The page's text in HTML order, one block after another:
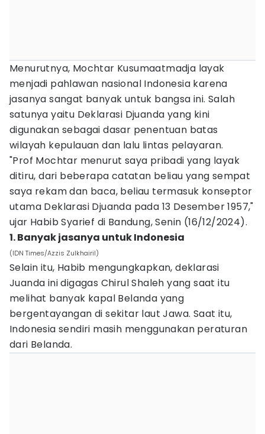
Menurutnya, Mochtar Kusumaatmadja layak
menjadi pahlawan nasional Indonesia karena
jasanya sangat banyak untuk bangsa ini. Salah
satunya yaitu Deklarasi Djuanda yang kini
digunakan sebagai dasar penentuan batas
wilayah kepulauan dan lalu lintas pelayaran.
"Prof Mochtar menurut saya pribadi yang layak
ditiru, dari beberapa catatan beliau yang sempat
saya rekam dan baca, beliau termasuk konseptor
utama Deklarasi Djuanda pada 13 Desember 1957,"
ujar Habib Syarief di Bandung, Senin (16/12/2024).
1. Banyak jasanya untuk Indonesia
(IDN Times/Azzis Zulkhairil)
Selain itu, Habib mengungkapkan, deklarasi
Juanda ini digagas Chirul Shaleh yang saat itu
melihat banyak kapal Belanda yang
bergentayangan di sekitar laut Jawa. Saat itu,
Indonesia sendiri masih menggunakan peraturan
dari Belanda.